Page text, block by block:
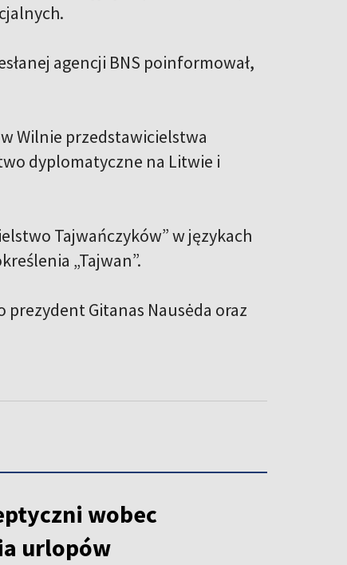
agencji BNS poinformował,
Wilnie przedstawicielstwa
dyplomatyczne na Litwie i
Tajwańczyków” w językach
„Tajwan”.
Gitanas Nausėda oraz
wobec
urlopów